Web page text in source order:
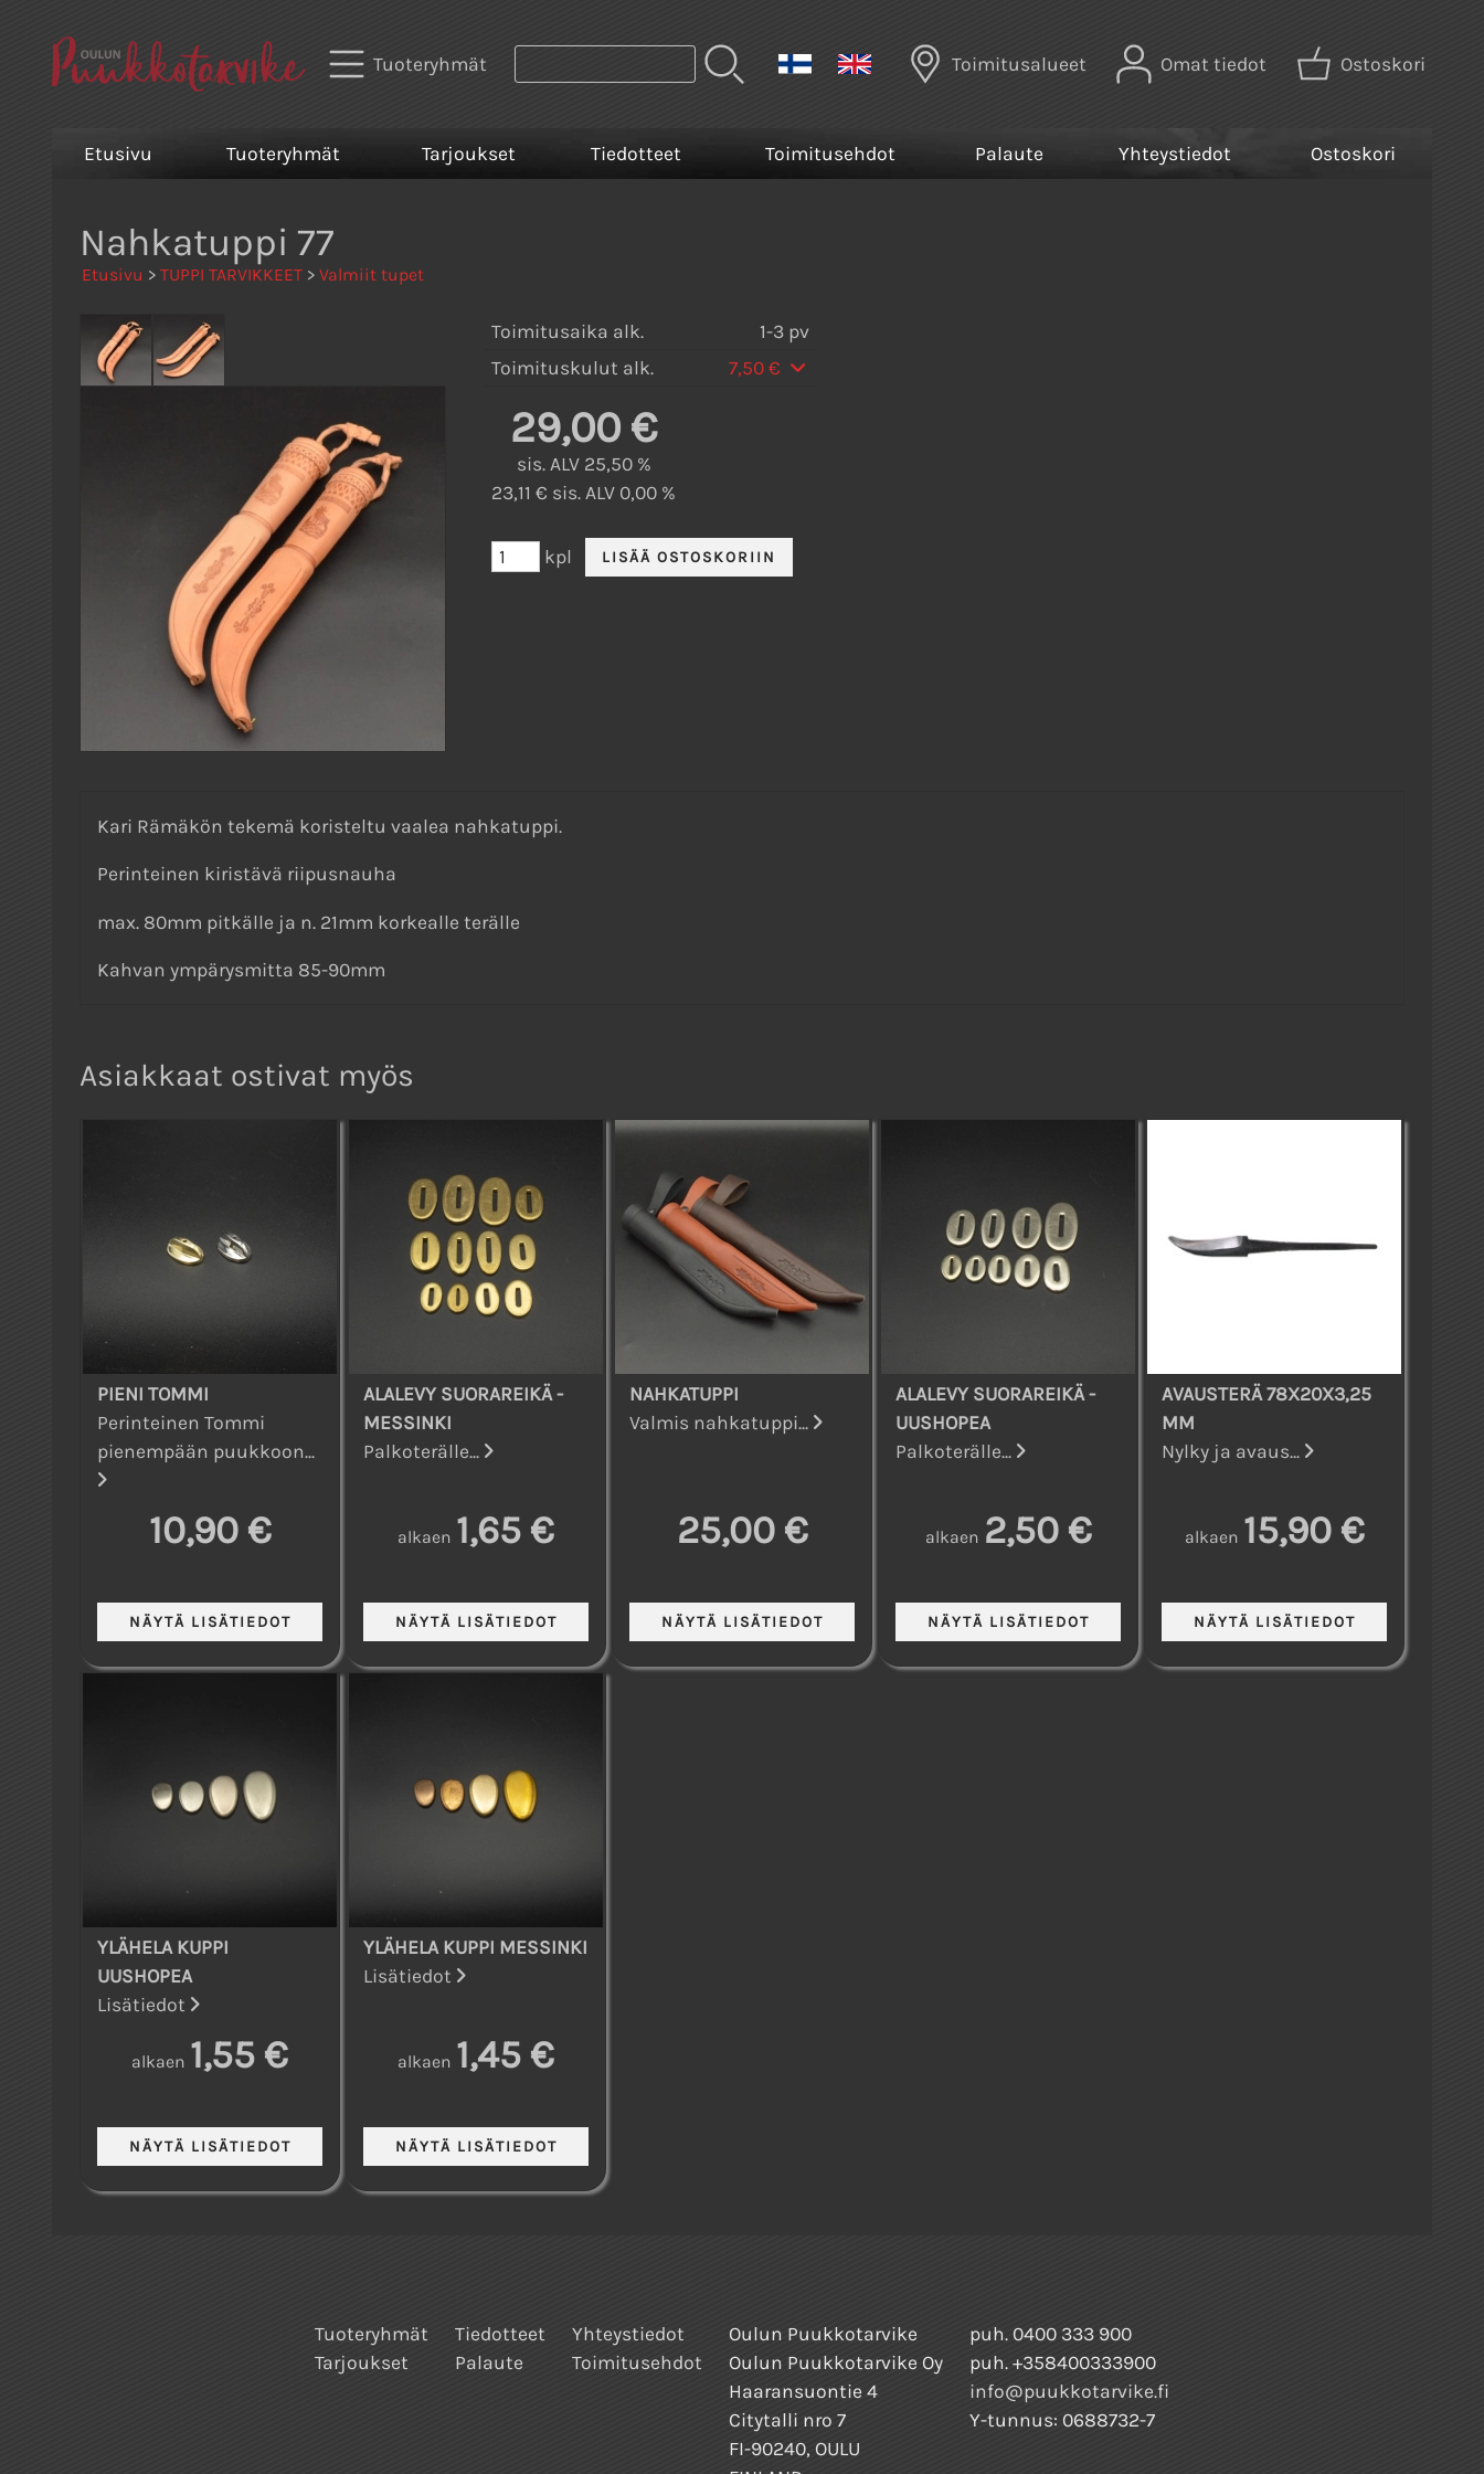
Tuoteryhmät Toimitusalueet Omat tiedot Ostoskori
Etusivu Tuoteryhmät Tarjoukset Tiedotteet Toimitusehdot Palaute Yhteystiedot Ostoskori
Nahkatuppi 77
Etusivu > TUPPI TARVIKKEET > Valmiit tupet
Toimitusaika alk.
1-3 pv
Toimituskulut alk.
7,50 €
29,00 €
sis. ALV 25,50 %
23,11 € sis. ALV 0,00 %
kpl
Kari Rämäkön tekemä koristeltu vaalea nahkatuppi.
Perinteinen kiristävä riipusnauha
max. 80mm pitkälle ja n. 21mm korkealle terälle
Kahvan ympärysmitta 85-90mm
Asiakkaat ostivat myös
PIENI TOMMI
Perinteinen Tommi
pienempään puukkoon...
10,90 €
ALALEVY SUORAREIKÄ -
MESSINKI
Palkoterälle...
alkaen 1,65 €
NAHKATUPPI
Valmis nahkatuppi...
25,00 €
ALALEVY SUORAREIKÄ -
UUSHOPEA
Palkoterälle...
alkaen 2,50 €
AVAUSTERÄ 78X20X3,25
MM
Nylky ja avaus...
alkaen 15,90 €
YLÄHELA KUPPI
UUSHOPEA
Lisätiedot
alkaen 1,55 €
YLÄHELA KUPPI MESSINKI
Lisätiedot
alkaen 1,45 €
Tuoteryhmät
Tarjoukset
Tiedotteet
Palaute
Yhteystiedot
Toimitusehdot
Oulun Puukkotarvike
Oulun Puukkotarvike Oy
Haaransuontie 4
Citytalli nro 7
FI-90240, OULU
puh. 0400 333 900
puh. +358400333900
info@puukkotarvike.fi
Y-tunnus: 0688732-7